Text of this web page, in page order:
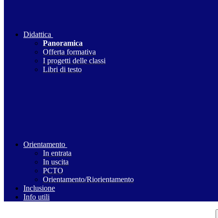
Didattica
Panoramica
Offerta formativa
I progetti delle classi
Libri di testo
Orientamento
In entrata
In uscita
PCTO
Orientamento/Riorientamento
Inclusione
Info utili